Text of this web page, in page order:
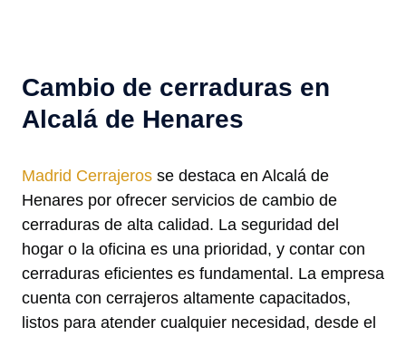
Cambio de cerraduras en
Alcalá de Henares
Madrid Cerrajeros se destaca en Alcalá de
Henares por ofrecer servicios de cambio de
cerraduras de alta calidad. La seguridad del
hogar o la oficina es una prioridad, y contar con
cerraduras eficientes es fundamental. La empresa
cuenta con cerrajeros altamente capacitados,
listos para atender cualquier necesidad, desde el